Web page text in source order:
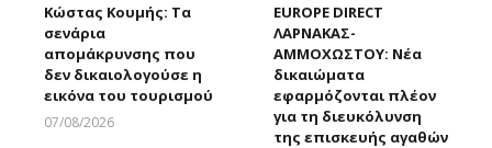
Κώστας Κουμής: Τα
σενάρια
απομάκρυνσης που
δεν δικαιολογούσε η
εικόνα του τουρισμού
07/08/2026
EUROPE DIRECT
ΛΑΡΝΑΚΑΣ-
ΑΜΜΟΧΩΣΤΟΥ: Νέα
δικαιώματα
εφαρμόζονται πλέον
για τη διευκόλυνση
της επισκευής αγαθών